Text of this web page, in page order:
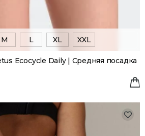
M L XL XXL
Ecocycle Daily | Средняя посадка